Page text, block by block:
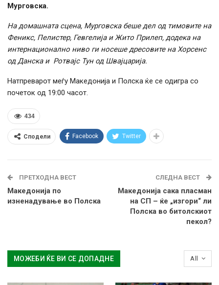
Мурговска.
На домашната сцена, Мурговска беше дел од тимовите на
Феникс, Пелистер, Гевгелија и Жито Прилеп, додека на
интернационално ниво ги носеше дресовите на Хорсенс
од Данска и Ротвајс Тун од Швајцарија.
Натпреварот меѓу Македонија и Полска ќе се одигра со
почеток од 19:00 часот.
434
Сподели Facebook Twitter
ПРЕТХОДНА ВЕСТ
Македонија по
изненадување во Полска
СЛЕДНА ВЕСТ
Македонија сака пласман
на СП – ќе „изгори“ ли
Полска во битолскиот
пекол?
All
МОЖЕБИ ЌЕ ВИ СЕ ДОПАДНЕ